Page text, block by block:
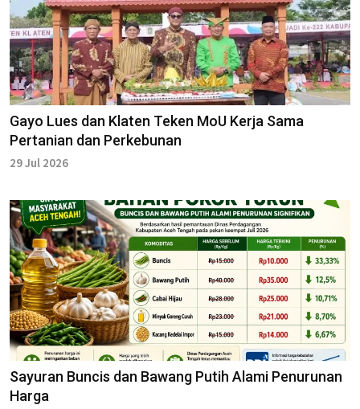
Gayo Lues dan Klaten Teken MoU Kerja Sama
Pertanian dan Perkebunan
29 Jul 2026
Sayuran Buncis dan Bawang Putih Alami Penurunan
Harga